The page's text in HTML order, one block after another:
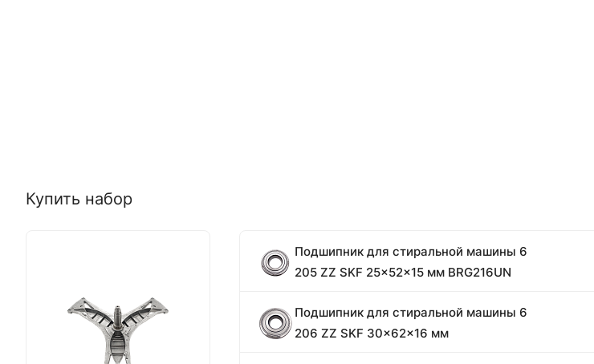
Купить набор
Подшипник для стиральной машины 6
205 ZZ SKF 25x52x15 мм BRG216UN
Подшипник для стиральной машины 6
206 ZZ SKF 30x62x16 мм